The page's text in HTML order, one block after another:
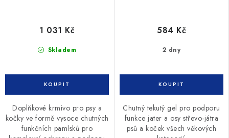
Skladem
1 031 Kč
Doplňkové krmivo pro psy a
kočky ve formě vysoce chutných
funkčních pamlsků pro
2 dny
584 Kč
Chutný tekutý gel pro podporu
funkce jater a osy střevo-játra
psů a koček všech věkových